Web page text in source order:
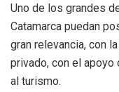
Uno de los grandes
Catamarca puedan
gran relevancia, con
privado, con el
al turismo.